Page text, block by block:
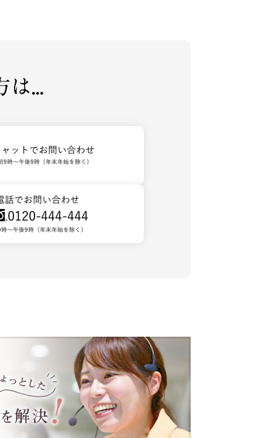
...
ットでお問い合わせ
9時～午後9時（年末年始を除く）
話でお問い合わせ
0120-444-444
～午後9時（年末年始を除く）